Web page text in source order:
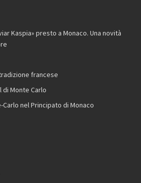
Kaspia» presto a Monaco. Una novità
francese
Monte Carlo
nel Principato di Monaco